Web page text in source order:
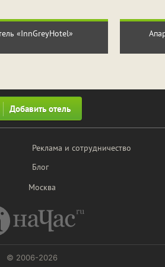
«InnGreyHotel»
Добавить отель
Реклама и сотрудничество
Блог
Москва
© 2006-2026